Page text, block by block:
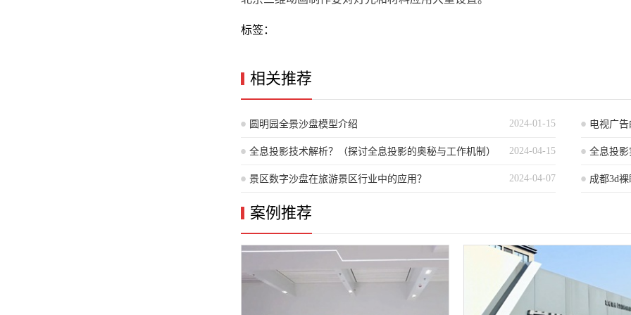
标签：
相关推荐
2024-01-15
圆明园全景沙盘模型介绍 电视广
文化内
2024-04-15
全息投影技术解析？（探讨全息投影的奥秘与工作机制） 全息投
2024-04-07
景区数字沙盘在旅游景区行业中的应用？ 成都3d
案例推荐